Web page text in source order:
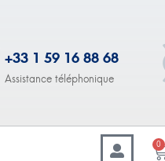
+33 1 59 16 88 68
Assistance téléphonique
0